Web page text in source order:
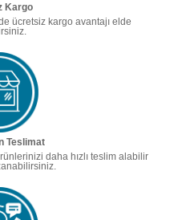
Kargo
ücretsiz kargo avantajı elde
Teslimat
daha hızlı teslim alabilir